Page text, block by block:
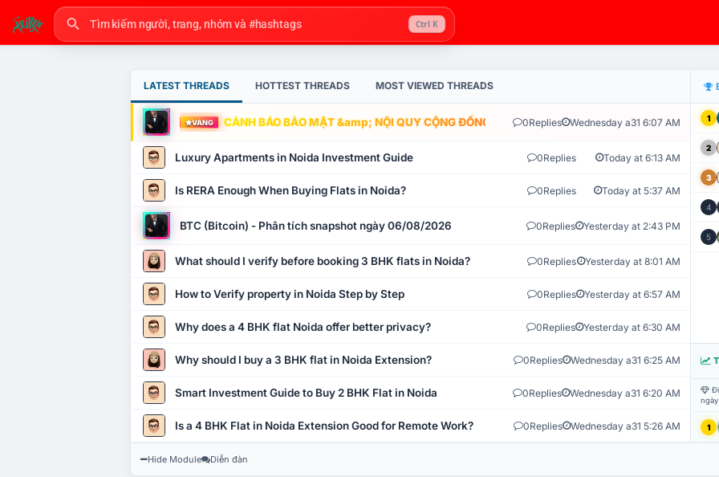
Ctrl K
LATEST THREADS HOTTEST THREADS MOST VIEWED THREADS
VÀNG CẢNH BÁO BẢO MẬT &amp; NỘI QUY CỘNG ĐỒNG VLIKE.VN: HỆ THỐNG GIÁM SÁT TỰ
0Replies Wednesday a31 6:07 AM
Luxury Apartments in Noida Investment Guide 0Replies Today at 6:13 AM
Is RERA Enough When Buying Flats in Noida? 0Replies Today at 5:37 AM
BTC (Bitcoin) - Phân tích snapshot ngày 06/08/2026 0Replies Yesterday at 2:43 PM
What should I verify before booking 3 BHK flats in Noida? 0Replies Yesterday at 8:01 AM
How to Verify property in Noida Step by Step 0Replies Yesterday at 6:57 AM
Why does a 4 BHK flat Noida offer better privacy? 0Replies Yesterday at 6:30 AM
Why should I buy a 3 BHK flat in Noida Extension? 0Replies Wednesday a31 6:25 AM
Smart Investment Guide to Buy 2 BHK Flat in Noida 0Replies Wednesday a31 6:20 AM
Is a 4 BHK Flat in Noida Extension Good for Remote Work? 0Replies Wednesday a31 5:26 AM
1
2
3
4
5
1
Hide Module Diễn đàn